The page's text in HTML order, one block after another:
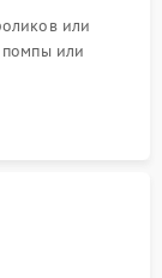
или
помпы или
очистка
от